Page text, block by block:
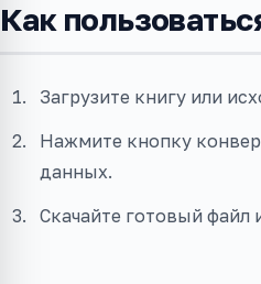
Как
Загрузите книгу или
Нажмите кнопку
данных.
Скачайте готовый файл